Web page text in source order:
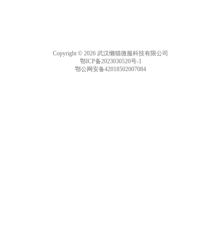
Copyright © 2026 武汉懒猫微服科技有限公司
鄂ICP备2023030520号-1
鄂公网安备42018502007084